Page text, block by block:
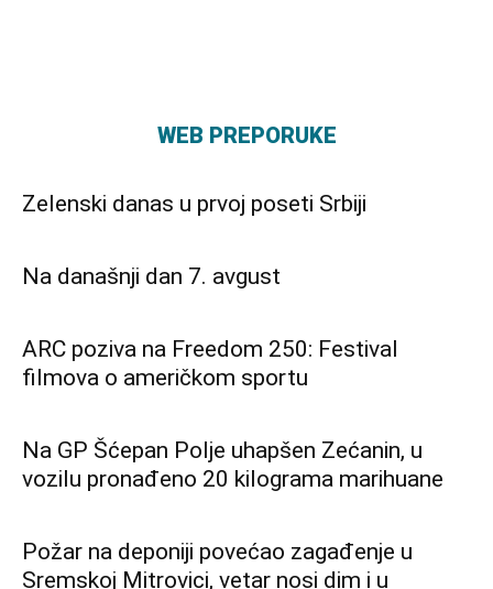
WEB PREPORUKE
Zelenski danas u prvoj poseti Srbiji